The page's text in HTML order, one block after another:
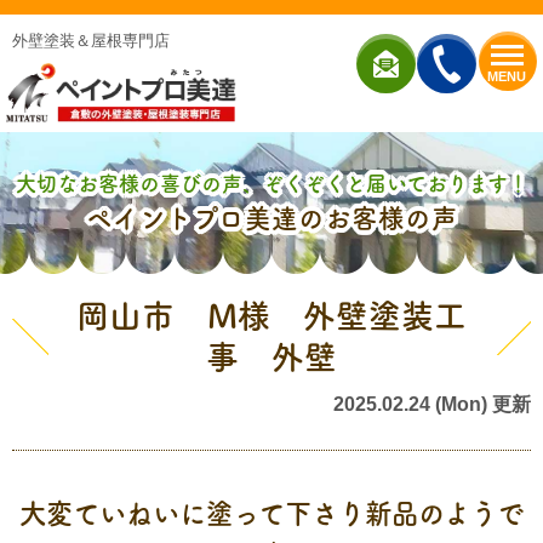
MENU
外壁塗装＆屋根専門店
大切なお客様の喜びの声、ぞくぞくと届いております！
ペイントプロ美達のお客様の声
岡山市 M様 外壁塗装工
事 外壁
2025.02.24 (Mon) 更新
大変ていねいに塗って下さり新品のようで